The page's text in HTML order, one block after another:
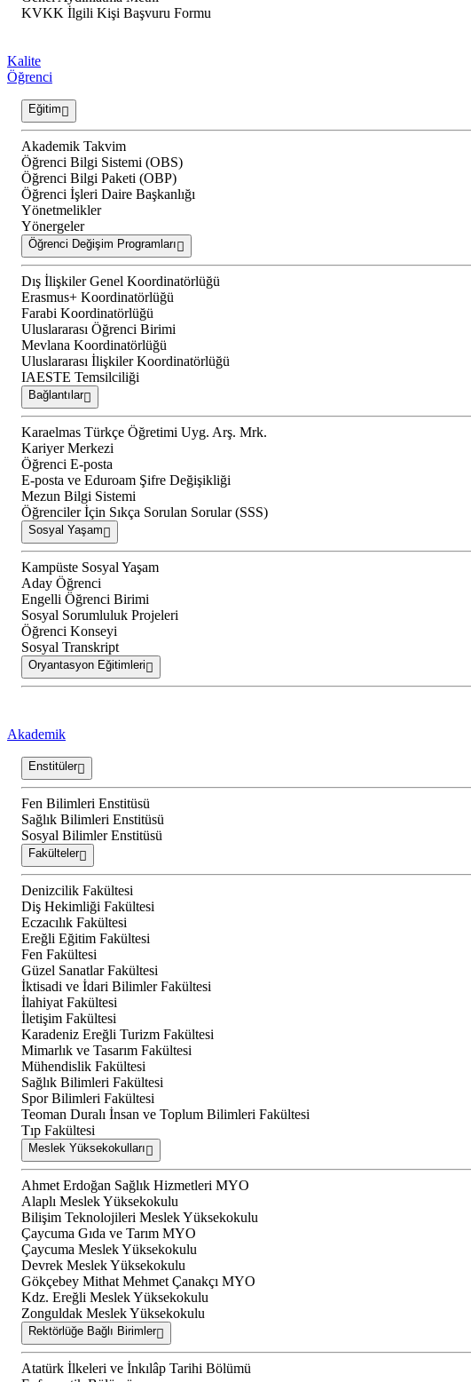
KVKK İlgili Kişi Başvuru Formu
Kalite
Öğrenci
Eğitim
Akademik Takvim
Öğrenci Bilgi Sistemi (OBS)
Öğrenci Bilgi Paketi (OBP)
Öğrenci İşleri Daire Başkanlığı
Yönetmelikler
Yönergeler
Öğrenci Değişim Programları
Dış İlişkiler Genel Koordinatörlüğü
Erasmus+ Koordinatörlüğü
Farabi Koordinatörlüğü
Uluslararası Öğrenci Birimi
Mevlana Koordinatörlüğü
Uluslararası İlişkiler Koordinatörlüğü
IAESTE Temsilciliği
Bağlantılar
Karaelmas Türkçe Öğretimi Uyg. Arş. Mrk.
Kariyer Merkezi
Öğrenci E-posta
E-posta ve Eduroam Şifre Değişikliği
Mezun Bilgi Sistemi
Öğrenciler İçin Sıkça Sorulan Sorular (SSS)
Sosyal Yaşam
Kampüste Sosyal Yaşam
Aday Öğrenci
Engelli Öğrenci Birimi
Sosyal Sorumluluk Projeleri
Öğrenci Konseyi
Sosyal Transkript
Oryantasyon Eğitimleri
Akademik
Enstitüler
Fen Bilimleri Enstitüsü
Sağlık Bilimleri Enstitüsü
Sosyal Bilimler Enstitüsü
Fakülteler
Denizcilik Fakültesi
Diş Hekimliği Fakültesi
Eczacılık Fakültesi
Ereğli Eğitim Fakültesi
Fen Fakültesi
Güzel Sanatlar Fakültesi
İktisadi ve İdari Bilimler Fakültesi
İlahiyat Fakültesi
İletişim Fakültesi
Karadeniz Ereğli Turizm Fakültesi
Mimarlık ve Tasarım Fakültesi
Mühendislik Fakültesi
Sağlık Bilimleri Fakültesi
Spor Bilimleri Fakültesi
Teoman Duralı İnsan ve Toplum Bilimleri Fakültesi
Tıp Fakültesi
Meslek Yüksekokulları
Ahmet Erdoğan Sağlık Hizmetleri MYO
Alaplı Meslek Yüksekokulu
Bilişim Teknolojileri Meslek Yüksekokulu
Çaycuma Gıda ve Tarım MYO
Çaycuma Meslek Yüksekokulu
Devrek Meslek Yüksekokulu
Gökçebey Mithat Mehmet Çanakçı MYO
Kdz. Ereğli Meslek Yüksekokulu
Zonguldak Meslek Yüksekokulu
Rektörlüğe Bağlı Birimler
Atatürk İlkeleri ve İnkılâp Tarihi Bölümü